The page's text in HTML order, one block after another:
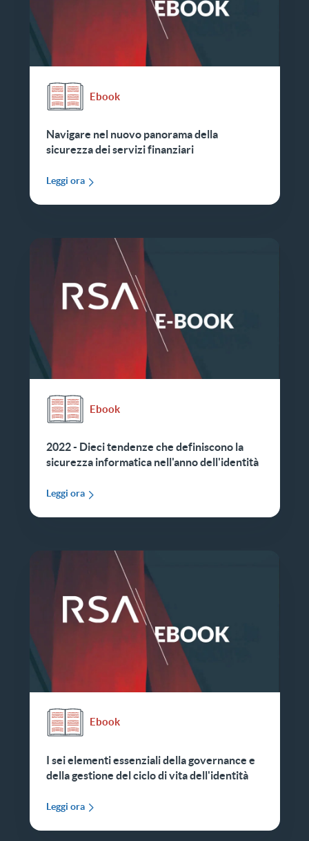
Ebook
Navigare nel nuovo panorama della
sicurezza dei servizi finanziari
Leggi ora
Ebook
2022 - Dieci tendenze che definiscono la
sicurezza informatica nell'anno dell'identità
Leggi ora
Ebook
I sei elementi essenziali della governance e
della gestione del ciclo di vita dell'identità
Leggi ora